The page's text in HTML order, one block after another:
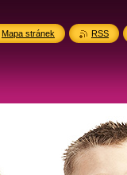
Mapa stránek RSS